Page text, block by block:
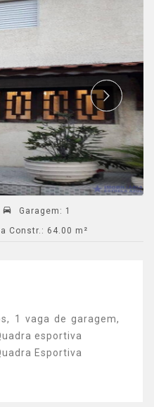
Garagem : 1
Constr. : 64.00 m²
1 vaga de garagem,
esportiva
Esportiva